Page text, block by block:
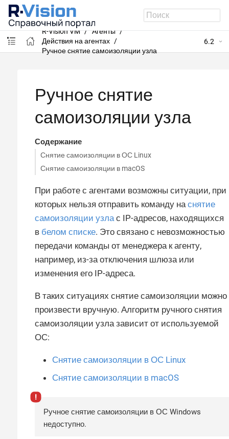
R-Vision VM
Агенты
Действия на агентах
Ручное снятие самоизоляции узла
6.2
Ручное снятие
самоизоляции узла
Содержание
Снятие самоизоляции в ОС Linux
Снятие самоизоляции в macOS
При работе с агентами возможны ситуации, при
которых нельзя отправить команду на снятие
самоизоляции узла с IP-адресов, находящихся
в белом списке. Это связано с невозможностью
передачи команды от менеджера к агенту,
например, из-за отключения шлюза или
изменения его IP-адреса.
В таких ситуациях снятие самоизоляции можно
произвести вручную. Алгоритм ручного снятия
самоизоляции узла зависит от используемой
ОС:
Снятие самоизоляции в ОС Linux
Снятие самоизоляции в macOS
Ручное снятие самоизоляции в ОС Windows
недоступно.